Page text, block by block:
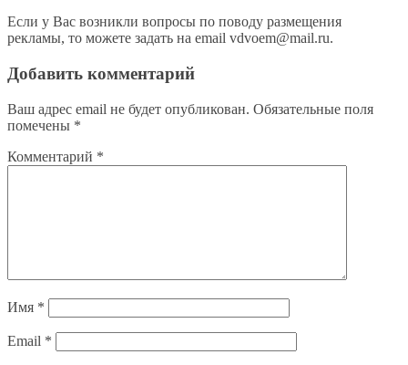
Если у Вас возникли вопросы по поводу размещения
рекламы, то можете задать на email vdvoem@mail.ru.
Добавить комментарий
Ваш адрес email не будет опубликован. Обязательные поля
помечены *
Комментарий *
Имя *
Email *